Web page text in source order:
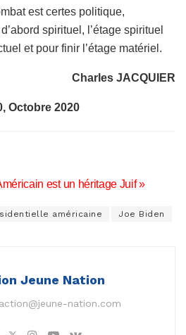
est certes politique,
spirituel, l’étage spirituel
et pour finir l’étage matériel.
Charles JACQUIER
Octobre 2020
est un héritage Juif »
américaine Joe Biden
Jeune Nation
nation.com